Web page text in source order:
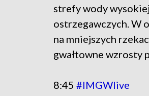
strefy wody
ostrzegawczych. W
na mniejszych
gwałtowne wzrosty
8:45 #IMGWlive